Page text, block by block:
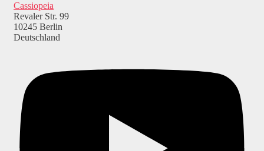
Cassiopeia
Revaler Str. 99
10245 Berlin
Deutschland